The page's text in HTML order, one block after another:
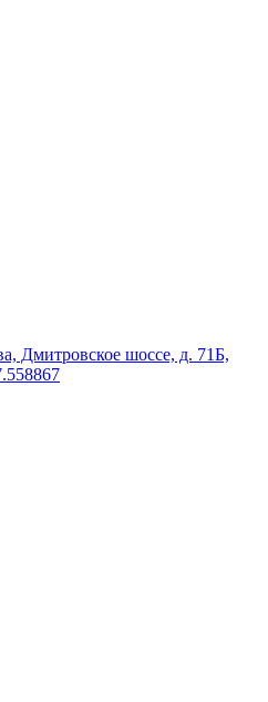
Дмитровское шоссе, д. 71Б,